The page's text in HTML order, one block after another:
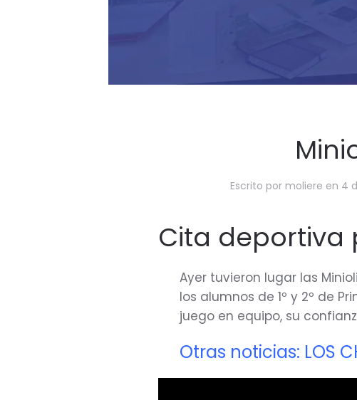
Escrito por moliere en 4
Cita deportiva
Ayer tuvieron lugar las
los alumnos de 1º y 2º de
juego en equipo, su
Otras noticias: LOS